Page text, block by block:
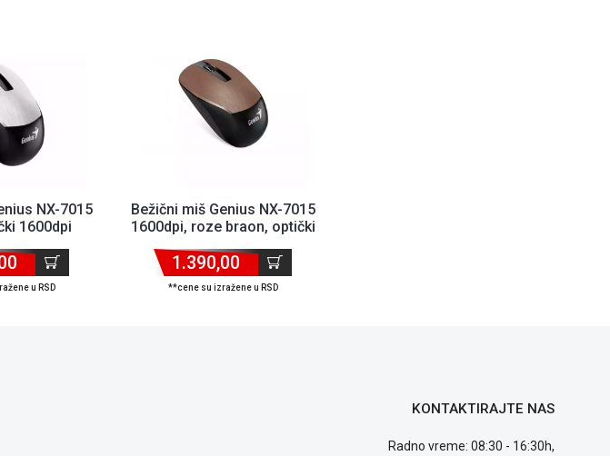
NX-7015
1600dpi
u RSD
Bežični miš Genius NX-7015
1600dpi, roze braon, optički
1.390,00
**cene su izražene u RSD
KONTAKTIRAJTE NAS
Radno vreme: 08:30 - 16:30h,